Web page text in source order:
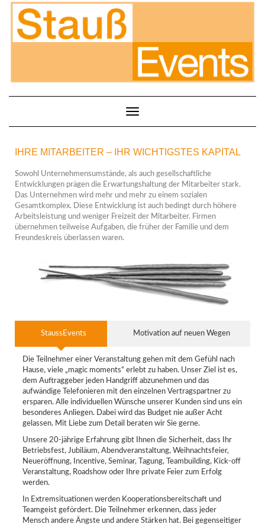
Toggle Navigation
IHRE MITARBEITER – IHR WICHTIGSTES KAPITAL
Sowohl Unternehmensumstände, als auch gesellschaftliche
Entwicklungen prägen die Erwartungshaltung der Mitarbeiter stark.
Das Unternehmen wird mehr und mehr zu einem sozialen
Gesamtkomplex. Diese Entwicklung ist auch bedingt durch höhere
Arbeitsleistung und weniger Freizeit der Mitarbeiter. Firmen
übernehmen teilweise Aufgaben, die früher der Familie und dem
Freundeskreis überlassen waren.
StaussEvents Motivation auf neuen Wegen
Die Teilnehmer einer Veranstaltung gehen mit dem Gefühl nach
Hause, viele „magic moments“ erlebt zu haben. Unser Ziel ist es,
dem Auftraggeber jeden Handgriff abzunehmen und das
aufwändige Telefonieren mit den einzelnen Vertragspartner zu
ersparen. Alle individuellen Wünsche unserer Kunden sind uns ein
besonderes Anliegen. Dabei wird das Budget nie außer Acht
gelassen. Mit Liebe zum Detail beraten wir Sie gerne.
Unsere 20-jährige Erfahrung gibt Ihnen die Sicherheit, dass Ihr
Betriebsfest, Jubiläum, Abendveranstaltung, Weihnachtsfeier,
Neueröffnung, Incentive, Seminar, Tagung, Teambuilding, Kick-off
Veranstaltung, Roadshow oder Ihre private Feier zum Erfolg
werden.
In Extremsituationen werden Kooperationsbereitschaft und
Teamgeist gefördert. Die Teilnehmer erkennen, dass jeder
Mensch andere Ängste und andere Stärken hat. Bei gegenseitiger